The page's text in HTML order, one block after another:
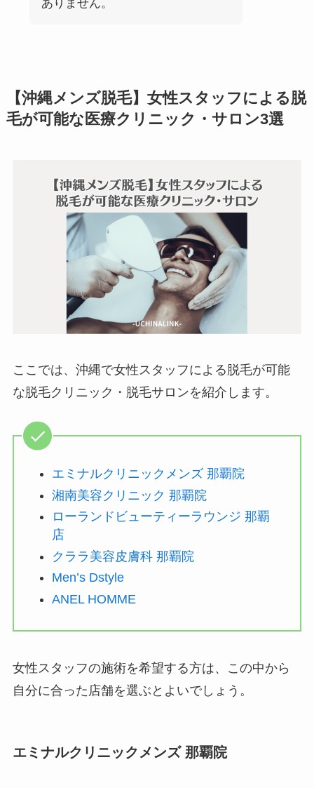
ありません。
【沖縄メンズ脱毛】女性スタッフによる脱
毛が可能な医療クリニック・サロン3選
ここでは、沖縄で女性スタッフによる脱毛が可能
な脱毛クリニック・脱毛サロンを紹介します。
エミナルクリニックメンズ 那覇院
湘南美容クリニック 那覇院
ローランドビューティーラウンジ 那覇
店
クララ美容皮膚科 那覇院
Men’s Dstyle
ANEL HOMME
女性スタッフの施術を希望する方は、この中から
自分に合った店舗を選ぶとよいでしょう。
エミナルクリニックメンズ 那覇院